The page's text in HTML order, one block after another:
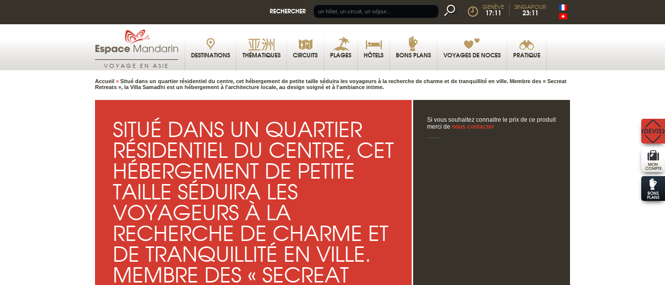
RECHERCHER GENÈVE
17:11
SINGAPOUR
23:11
VOYAGE EN ASIE
DESTINATIONS THÉMATIQUES CIRCUITS PLAGES HÔTELS BONS PLANS VOYAGES DE NOCES PRATIQUE
Accueil > Situé dans un quartier résidentiel du centre, cet hébergement de petite taille séduira les voyageurs à la recherche de charme et de tranquillité en ville. Membre des « Secreat
Retreats », la Villa Samadhi est un hébergement à l'architecture locale, au design soigné et à l'ambiance intime.
SITUÉ DANS UN QUARTIER
RÉSIDENTIEL DU CENTRE, CET
HÉBERGEMENT DE PETITE
TAILLE SÉDUIRA LES
VOYAGEURS À LA
RECHERCHE DE CHARME ET
DE TRANQUILLITÉ EN VILLE.
MEMBRE DES « SECREAT
Si vous souhaitez connaitre le prix de ce produit
merci de nous contacter